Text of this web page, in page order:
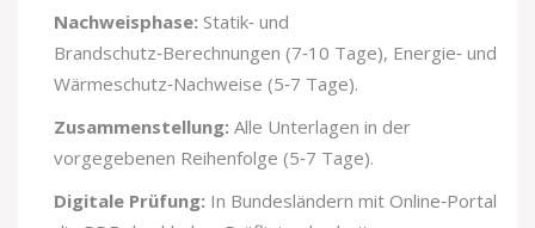
Nachweisphase: Statik‑ und
Brandschutz‑Berechnungen (7‑10 Tage), Energie‑ und
Wärmeschutz‑Nachweise (5‑7 Tage).
Zusammenstellung: Alle Unterlagen in der
vorgegebenen Reihenfolge (5‑7 Tage).
Digitale Prüfung: In Bundesländern mit Online‑Portal